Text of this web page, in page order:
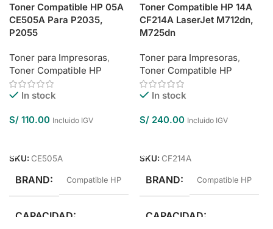
Toner Compatible HP 05A
CE505A Para P2035,
P2055
Toner para Impresoras,
Toner Compatible HP
In stock
S/ 110.00 Incluido IGV
SKU: CE505A
BRAND Compatible HP
CAPACIDAD
Toner Compatible HP 14A
CF214A LaserJet M712dn,
M725dn
Toner para Impresoras,
Toner Compatible HP
In stock
S/ 240.00 Incluido IGV
SKU: CF214A
BRAND Compatible HP
CAPACIDAD